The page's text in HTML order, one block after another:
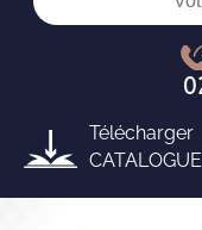
Télécharger
CATALOGUE